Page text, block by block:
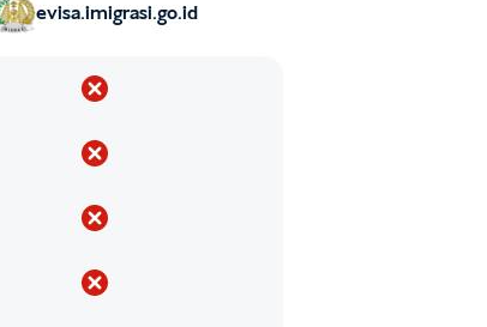
evisa.imigrasi.go.id